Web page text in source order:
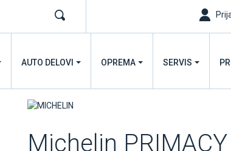
AUTO DELOVI OPREMA SERVIS
Michelin